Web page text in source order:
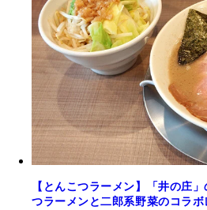
【とんこつラーメン】「井の庄
つラーメンと二郎系野菜のコラ